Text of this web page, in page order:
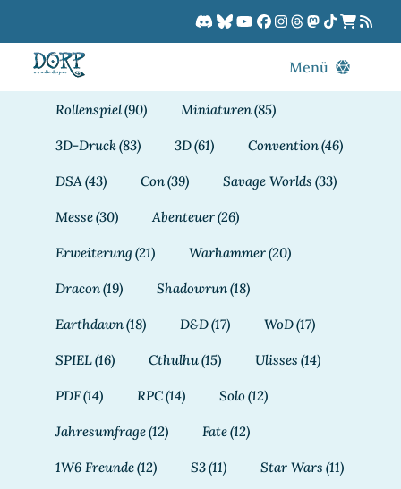
springen
Menü
Rollenspiel(90) Miniaturen(85)
3D-Druck(83) 3D(61) Convention(46)
DSA (43) Con(39) Savage Worlds (33)
Messe(30) Abenteuer(26)
Erweiterung (21) Warhammer(20)
Dracon(19) Shadowrun(18)
Earthdawn(18) D&D(17) WoD(17)
SPIEL(16) Cthulhu(15) Ulisses (14)
PDF(14) RPC(14) Solo(12)
Jahresumfrage(12) Fate(12)
1W6 Freunde(12) S3(11) Star Wars (11)